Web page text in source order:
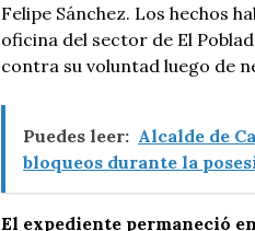
Felipe Sánchez. Los hechos
oficina del sector de El
contra su voluntad luego de
Puedes leer: Alcalde de
bloqueos durante la
El expediente permaneció